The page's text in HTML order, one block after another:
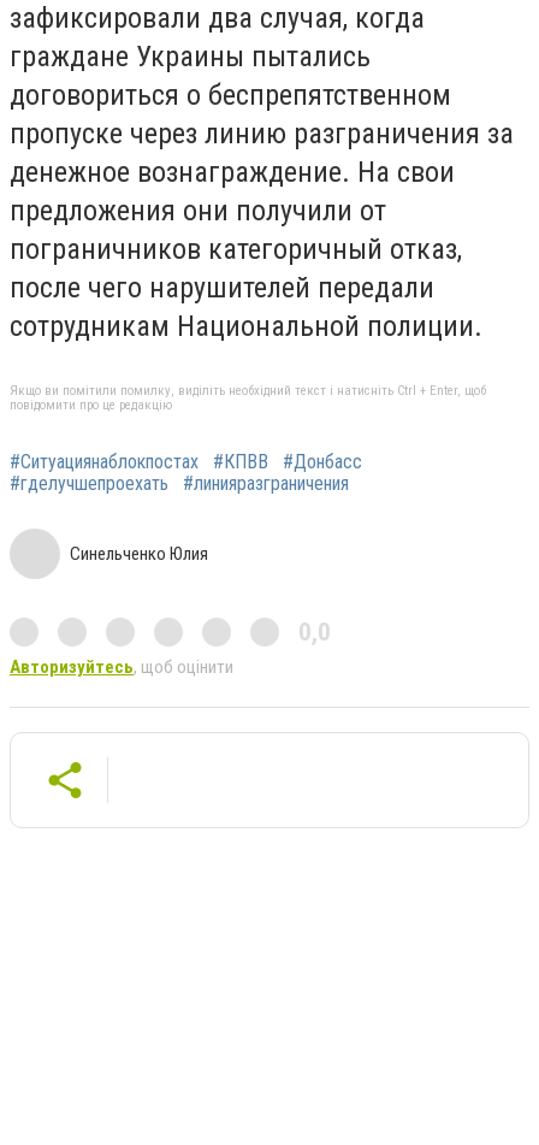
зафиксировали два случая, когда
граждане Украины пытались
договориться о беспрепятственном
пропуске через линию разграничения за
денежное вознаграждение. На свои
предложения они получили от
пограничников категоричный отказ,
после чего нарушителей передали
сотрудникам Национальной полиции.
Якщо ви помітили помилку, виділіть необхідний текст і натисніть Ctrl + Enter, щоб
повідомити про це редакцію
#Ситуациянаблокпостах #КПВВ
#Донбасс
#гделучшепроехать
#линияразграничения
Синельченко Юлия
0,0
Авторизуйтесь, щоб оцінити